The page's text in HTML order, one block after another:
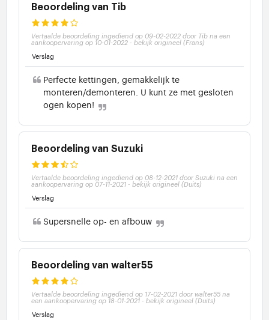
Beoordeling van Tib
Vertaalde beoordeling ingediend op 09-02-2022 door Tib na een
aankoopervaring op 10-01-2022 - bekijk origineel (Frans)
Verslag
Perfecte kettingen, gemakkelijk te
monteren/demonteren. U kunt ze met gesloten
ogen kopen!
Beoordeling van Suzuki
Vertaalde beoordeling ingediend op 08-12-2021 door Suzuki na een
aankoopervaring op 07-11-2021 - bekijk origineel (Duits)
Verslag
Supersnelle op- en afbouw
Beoordeling van walter55
Vertaalde beoordeling ingediend op 17-02-2021 door walter55 na
een aankoopervaring op 18-01-2021 - bekijk origineel (Duits)
Verslag